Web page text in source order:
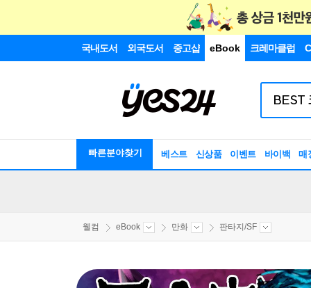
국내도서 외국도서 중고샵 eBook 크레마클럽
빠른분야찾기 베스트 신상품 이벤트 바이백 매
웰컴 eBook 만화 판타지/SF